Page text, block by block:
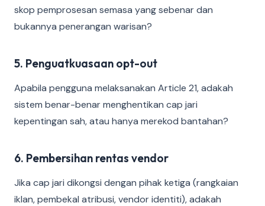
skop pemprosesan semasa yang sebenar dan
bukannya penerangan warisan?
5. Penguatkuasaan opt-out
Apabila pengguna melaksanakan Article 21, adakah
sistem benar-benar menghentikan cap jari
kepentingan sah, atau hanya merekod bantahan?
6. Pembersihan rentas vendor
Jika cap jari dikongsi dengan pihak ketiga (rangkaian
iklan, pembekal atribusi, vendor identiti), adakah